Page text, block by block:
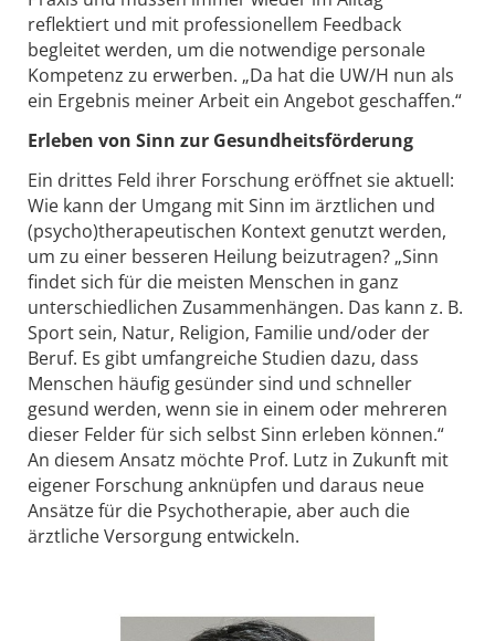
reflektiert und mit professionellem Feedback
begleitet werden, um die notwendige personale
Kompetenz zu erwerben. „Da hat die UW/H nun als
ein Ergebnis meiner Arbeit ein Angebot geschaffen.“
Erleben von Sinn zur Gesundheitsförderung
Ein drittes Feld ihrer Forschung eröffnet sie aktuell:
Wie kann der Umgang mit Sinn im ärztlichen und
(psycho)therapeutischen Kontext genutzt werden,
um zu einer besseren Heilung beizutragen? „Sinn
findet sich für die meisten Menschen in ganz
unterschiedlichen Zusammenhängen. Das kann z. B.
Sport sein, Natur, Religion, Familie und/oder der
Beruf. Es gibt umfangreiche Studien dazu, dass
Menschen häufig gesünder sind und schneller
gesund werden, wenn sie in einem oder mehreren
dieser Felder für sich selbst Sinn erleben können.“
An diesem Ansatz möchte Prof. Lutz in Zukunft mit
eigener Forschung anknüpfen und daraus neue
Ansätze für die Psychotherapie, aber auch die
ärztliche Versorgung entwickeln.